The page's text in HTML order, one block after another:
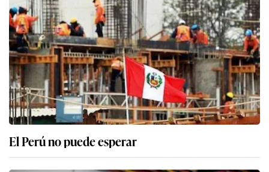
El Perú no puede esperar